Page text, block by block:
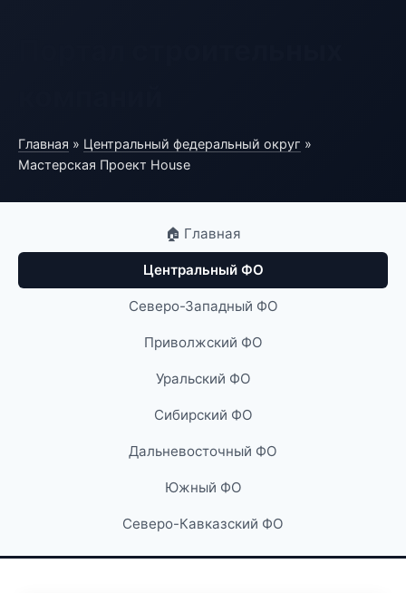
Главная » Центральный федеральный округ »
Мастерская Проект House
🏠 Главная
Центральный ФО
Северо-Западный ФО
Приволжский ФО
Уральский ФО
Сибирский ФО
Дальневосточный ФО
Южный ФО
Северо-Кавказский ФО